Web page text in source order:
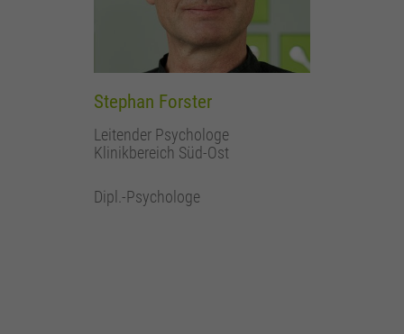
Stephan Forster
Leitender Psychologe
Klinikbereich Süd-Ost
Dipl.-Psychologe